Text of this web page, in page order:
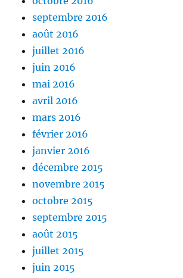
septembre 2016
août 2016
juillet 2016
juin 2016
mai 2016
avril 2016
mars 2016
février 2016
janvier 2016
décembre 2015
novembre 2015
octobre 2015
septembre 2015
août 2015
juillet 2015
juin 2015